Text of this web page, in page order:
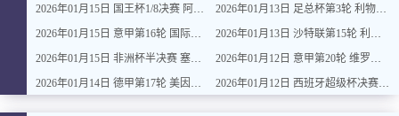
2026年01月15日 国王杯1/8决赛 阿尔瓦塞特vs皇家马德里 全场录像
2026年01月15日 意甲第16轮 国际米兰vs莱切 全场录像
2026年01月15日 非洲杯半决赛 塞内加尔vs埃及 全场录像
2026年01月14日 德甲第17轮 美因茨vs海登海姆 全场录像
2026年01月13日 足总杯第3轮 利物浦vs巴恩斯利 全场录像
2026年01月13日 沙特联第15轮 利雅得新月vs利雅得胜利 全场录像
2026年01月12日 意甲第20轮 维罗纳vs拉齐奥 全场录像
2026年01月12日 西班牙超级杯决赛 巴塞罗那vs皇家马德里 全场录像